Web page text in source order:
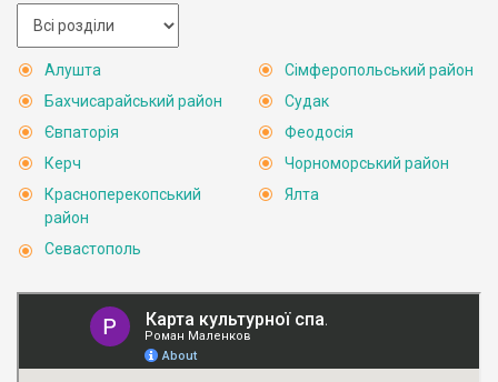
Алушта
Бахчисарайський район
Євпаторія
Керч
Красноперекопський
район
Севастополь
Сімферопольський район
Судак
Феодосія
Чорноморський район
Ялта